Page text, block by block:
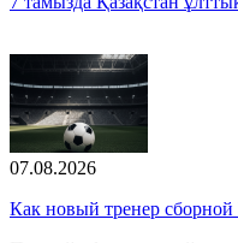
07.08.2026
Как новый тренер сборной